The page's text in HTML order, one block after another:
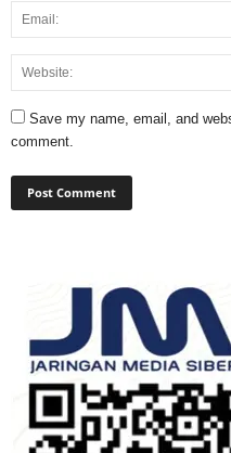
Save my name, email, and
comment.